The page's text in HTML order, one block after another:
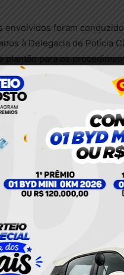
foram
à Delegacia de Polícia
plantão para os
Policia Militar Policial
Twitter